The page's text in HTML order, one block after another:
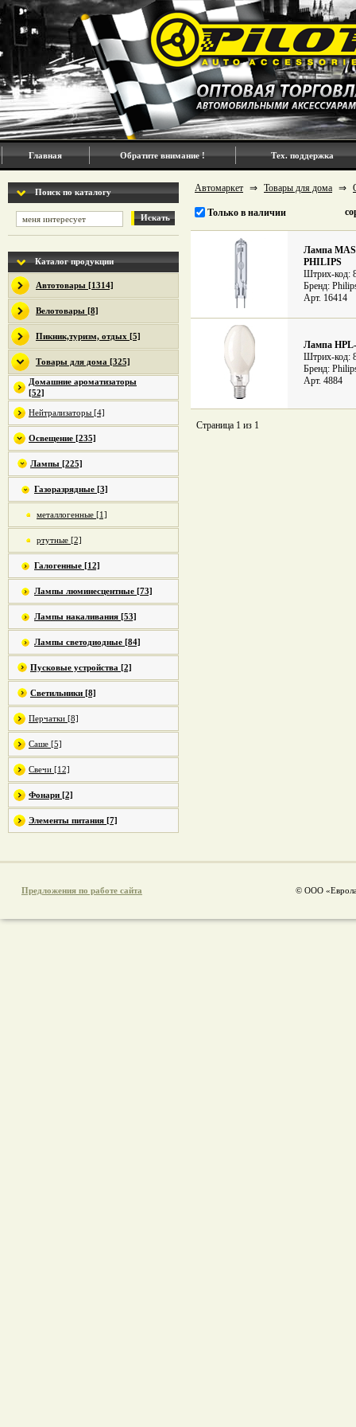
Главная Обратите внимание ! Тех. поддержка
Поиск по каталогу
Искать
Каталог продукции
Автотовары [1314]
Велотовары [8]
Пикник,туризм, отдых [5]
Товары для дома [325]
Домашние ароматизаторы
[52]
Нейтрализаторы [4]
Освещение [235]
Лампы [225]
Газоразрядные [3]
металлогенные [1]
ртутные [2]
Галогенные [12]
Лампы люминесцентные [73]
Лампы накаливания [53]
Лампы светодиодные [84]
Пусковые устройства [2]
Светильники [8]
Перчатки [8]
Саше [5]
Свечи [12]
Фонари [2]
Элементы питания [7]
Автомаркет ⇒ Товары для дома ⇒
Только в наличии
Лампа
PHILIPS
Штрих-код:
Бренд:
Арт. 16414
Лампа
Штрих-код:
Бренд:
Арт. 4884
Страница 1 из 1
Предложения по работе сайта © ООО